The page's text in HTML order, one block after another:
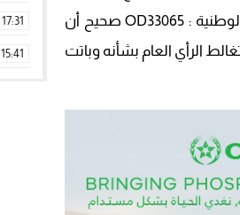
المصوت الذي توصلنا بنسخة منها صالح أهل بابا الحامل للبطاقة الوطنية : OD33065 صحيح أن
الرأي العام بشأنه وباتت
17:31
15:41